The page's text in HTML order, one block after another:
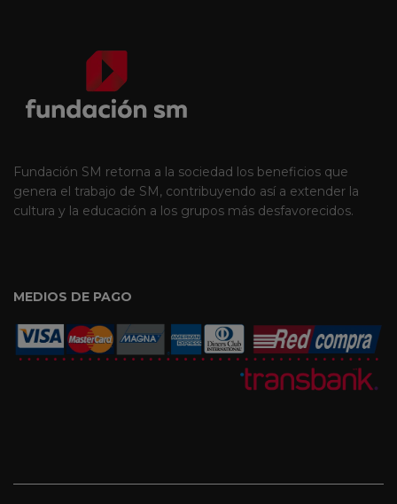
Fundación SM retorna a la sociedad los beneficios que
genera el trabajo de SM, contribuyendo así a extender la
cultura y la educación a los grupos más desfavorecidos.
MEDIOS DE PAGO